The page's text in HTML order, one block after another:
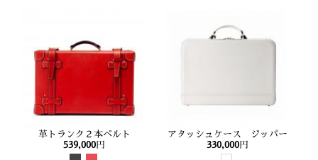
革トランク２本ベルト
539,000 円
アタッシュケース ジッパー
330,000 円